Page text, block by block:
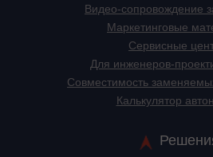
Видео-сопровождение
Маркетинговые
Сервисные
Для инженеров-
Cовместимость
Калькулятор